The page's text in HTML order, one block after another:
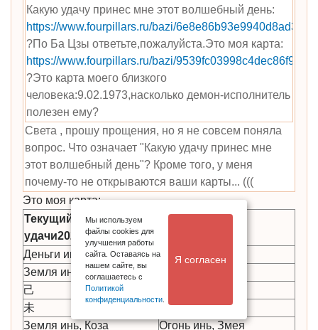
Какую удачу принес мне этот волшебный день:
https://www.fourpillars.ru/bazi/
?По Ба Цзы ответьте,пожалуйста.Это моя карта:
https://www.fourpillars.ru/bazi/
?Это карта моего близкого
человека:9.02.1973,насколько демон-исполнитель
полезен ему?
Света , прошу прощения, но я не совсем поняла
вопрос. Что означает "Какую удачу принес мне
этот волшебный день"? Кроме того, у меня
почему-то не открываются ваши карты... (((
Это моя карта:
Текущий столп
удачи2021-2031
Деньги игрока
Братское плечо
Земля инь
己
未
巳
Земля инь, Коза
Огонь инь, Змея
Мы используем
файлы cookies для
улучшения работы
сайта. Оставаясь на
нашем сайте, вы
соглашаетесь с
Политикой
конфиденциальности
Я согласен